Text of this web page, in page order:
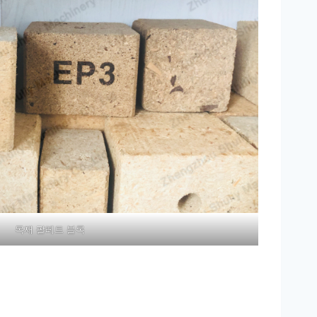
목재 팔레트 블록